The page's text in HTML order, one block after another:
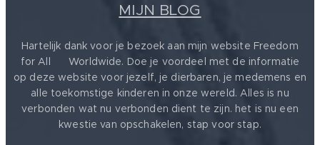
MIJN BLOG
Hartelijk dank voor je bezoek aan mijn website Freedom
for All ❤️ Worldwide. Doe je voordeel met de informatie
op deze website voor jezelf, je dierbaren, je medemens en
alle toekomstige kinderen in onze wereld. Alles is nu
verbonden wat nu verbonden dient te zijn. het is nu een
kwestie van opschakelen, stap voor stap.